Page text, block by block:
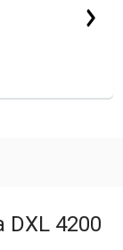
4200